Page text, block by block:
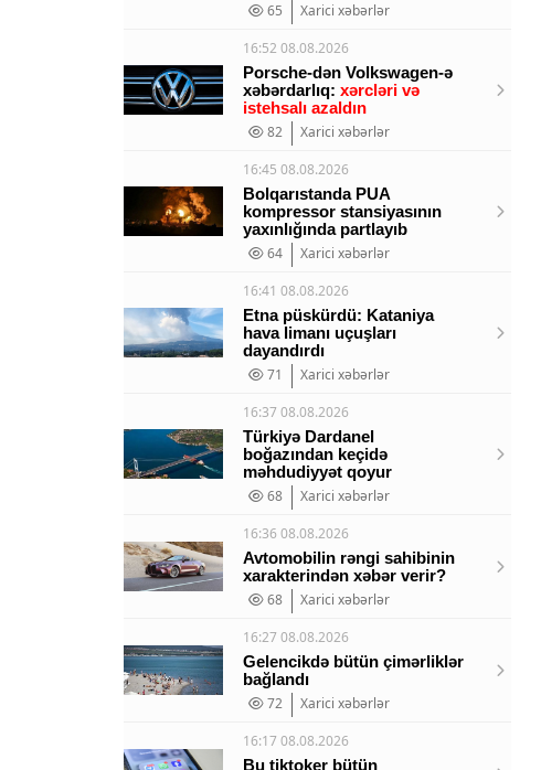
65
Xarici xəbərlər
16:52 08.08.2026
Porsche-dən Volkswagen-ə
xəbərdarlıq: xərcləri və
istehsalı azaldın
82
Xarici xəbərlər
16:45 08.08.2026
Bolqarıstanda PUA
kompressor stansiyasının
yaxınlığında partlayıb
64
Xarici xəbərlər
16:41 08.08.2026
Etna püskürdü: Kataniya
hava limanı uçuşları
dayandırdı
71
Xarici xəbərlər
16:37 08.08.2026
Türkiyə Dardanel
boğazından keçidə
məhdudiyyət qoyur
68
Xarici xəbərlər
16:36 08.08.2026
Avtomobilin rəngi sahibinin
xarakterindən xəbər verir?
68
Xarici xəbərlər
16:27 08.08.2026
Gelencikdə bütün çimərliklər
bağlandı
72
Xarici xəbərlər
16:17 08.08.2026
Bu tiktoker bütün